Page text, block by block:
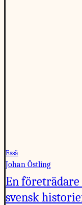
Essä
Johan Östling
En
svensk